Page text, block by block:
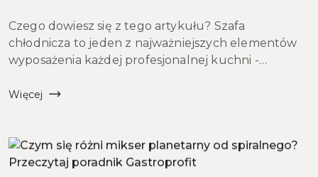
Czego dowiesz się z tego artykułu? Szafa
chłodnicza to jeden z najważniejszych elementów
wyposażenia każdej profesjonalnej kuchni -
piekarniczej. W tym artykule wyjaśniamy, czym
Więcej